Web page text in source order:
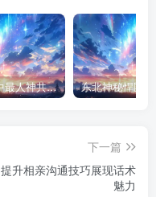
天网栏目中最人神共愤的一期《消失的夫妻》
下一篇
提升相亲沟通技巧展现话术
魅力